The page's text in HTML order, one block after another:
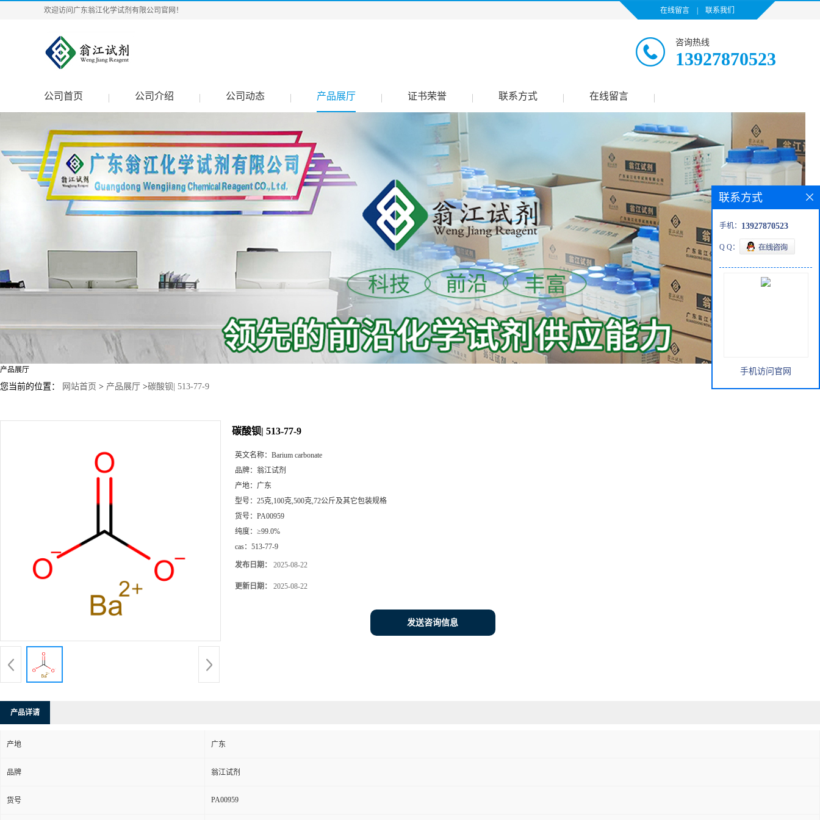
欢迎访问广东翁江化学试剂有限公司官网！ 在线留言 联系我们
咨询热线
13927870523
公司首页 公司介绍 公司动态 产品展厅 证书荣誉 联系方式 在线留言
产品展厅
您当前的位置： 网站首页 > 产品展厅 >碳酸钡| 513-77-9
碳酸钡| 513-77-9
英文名称： Barium carbonate
品牌： 翁江试剂
产地： 广东
型号： 25克,100克,500克,72公斤及其它包装规格
货号： PA00959
纯度： ≥99.0%
cas： 513-77-9
发布日期： 2025-08-22
更新日期： 2025-08-22
发送咨询信息
产品详请
产地 广东
品牌 翁江试剂
货号 PA00959
联系方式
手机： 13927870523
Q Q：
手机访问官网